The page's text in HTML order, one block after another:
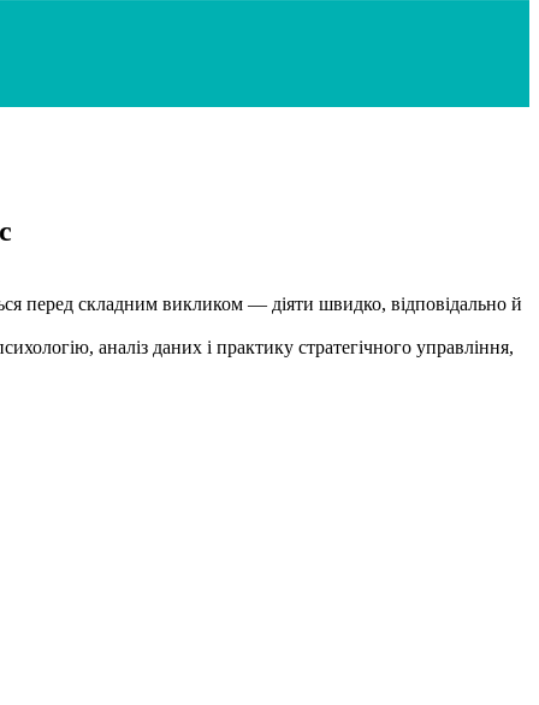
перед складним викликом — діяти швидко, відповідально й
аналіз даних і практику стратегічного управління,